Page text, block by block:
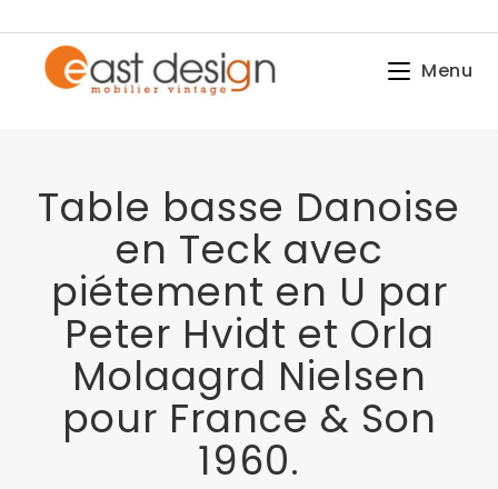
Menu
Table basse Danoise
en Teck avec
piétement en U par
Peter Hvidt et Orla
Molaagrd Nielsen
pour France & Son
1960.